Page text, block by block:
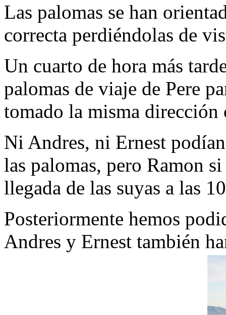
Las palomas se han
correcta perdiéndolas de
Un cuarto de hora más
palomas de viaje de Pere
tomado la misma dirección
Ni Andres, ni Ernest
las palomas, pero Ramon
llegada de las suyas a las
Posteriormente hemos
Andres y Ernest también